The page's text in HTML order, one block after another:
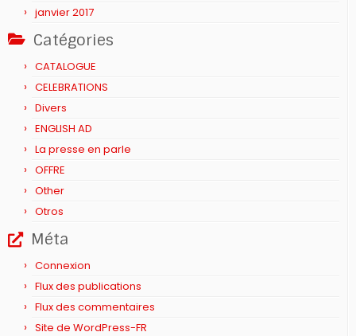
janvier 2017
Catégories
CATALOGUE
CELEBRATIONS
Divers
ENGLISH AD
La presse en parle
OFFRE
Other
Otros
Méta
Connexion
Flux des publications
Flux des commentaires
Site de WordPress-FR